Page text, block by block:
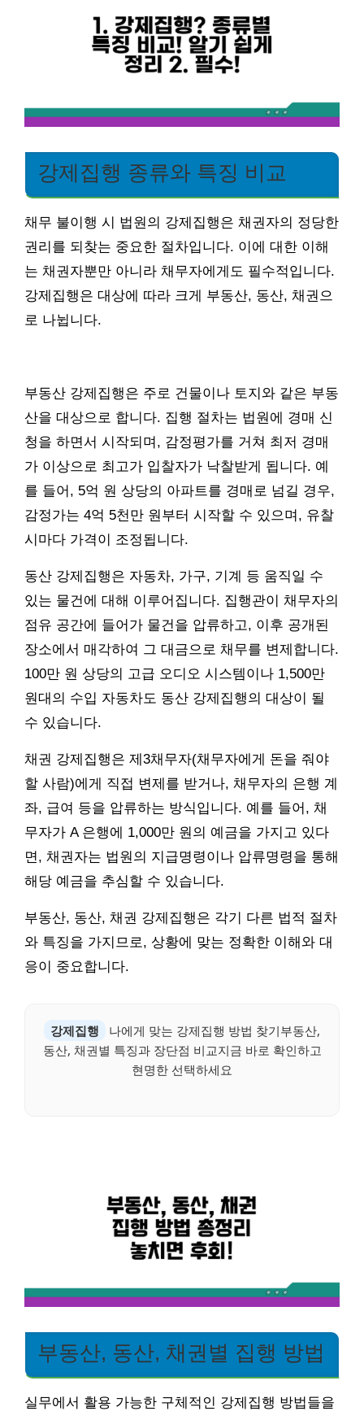
강제집행 종류와 특징 비교
채무 불이행 시 법원의 강제집행은 채권자의 정당한
권리를 되찾는 중요한 절차입니다. 이에 대한 이해
는 채권자뿐만 아니라 채무자에게도 필수적입니다.
강제집행은 대상에 따라 크게 부동산, 동산, 채권으
로 나뉩니다.
부동산 강제집행은 주로 건물이나 토지와 같은 부동
산을 대상으로 합니다. 집행 절차는 법원에 경매 신
청을 하면서 시작되며, 감정평가를 거쳐 최저 경매
가 이상으로 최고가 입찰자가 낙찰받게 됩니다. 예
를 들어, 5억 원 상당의 아파트를 경매로 넘길 경우,
감정가는 4억 5천만 원부터 시작할 수 있으며, 유찰
시마다 가격이 조정됩니다.
동산 강제집행은 자동차, 가구, 기계 등 움직일 수
있는 물건에 대해 이루어집니다. 집행관이 채무자의
점유 공간에 들어가 물건을 압류하고, 이후 공개된
장소에서 매각하여 그 대금으로 채무를 변제합니다.
100만 원 상당의 고급 오디오 시스템이나 1,500만
원대의 수입 자동차도 동산 강제집행의 대상이 될
수 있습니다.
채권 강제집행은 제3채무자(채무자에게 돈을 줘야
할 사람)에게 직접 변제를 받거나, 채무자의 은행 계
좌, 급여 등을 압류하는 방식입니다. 예를 들어, 채
무자가 A 은행에 1,000만 원의 예금을 가지고 있다
면, 채권자는 법원의 지급명령이나 압류명령을 통해
해당 예금을 추심할 수 있습니다.
부동산, 동산, 채권 강제집행은 각기 다른 법적 절차
와 특징을 가지므로, 상황에 맞는 정확한 이해와 대
응이 중요합니다.
강제집행
나에게 맞는 강제집행 방법 찾기부동산,
동산, 채권별 특징과 장단점 비교지금 바로 확인하고
현명한 선택하세요
부동산, 동산, 채권별 집행 방법
실무에서 활용 가능한 구체적인 강제집행 방법들을